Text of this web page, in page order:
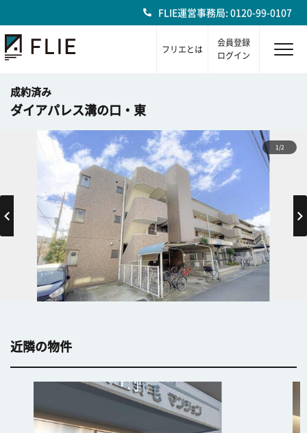
FLIE運営事務局: 0120-99-0107
フリエとは
会員登録
ログイン
成約済み
ダイアパレス溝の口・東
1/2
近隣の物件